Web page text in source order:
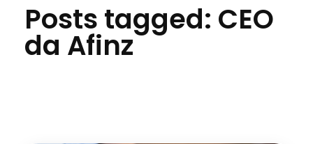
Posts tagged: CEO
da Afinz